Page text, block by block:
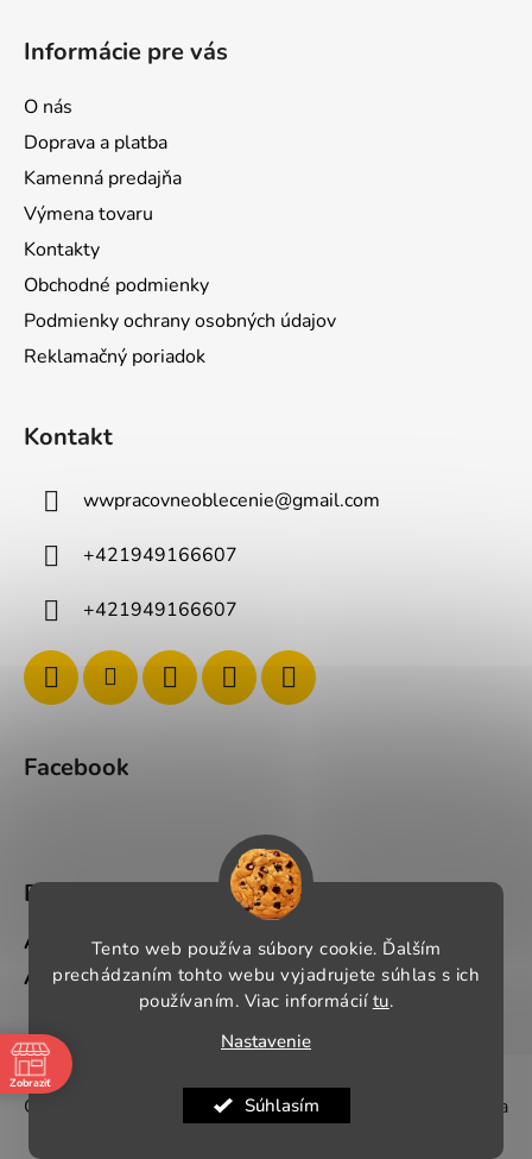
Tento web používa súbory cookie. Ďalším
prechádzaním tohto webu vyjadrujete súhlas s ich
používaním. Viac informácií tu.
Nastavenie
Súhlasím
Informácie pre vás
O nás
Doprava a platba
Kamenná predajňa
Výmena tovaru
Kontakty
Obchodné podmienky
Podmienky ochrany osobných údajov
Reklamačný poriadok
Kontakt
wwpracovneoblecenie@gmail.com
+421949166607
+421949166607
Facebook
BLOG
Ako si správne vybrať pracovné oblečenie?
Ako si vybrať správnu pracovnú obuv?
Copyright 2026
wwpracovneoblecenie.sk
. Všetky práva
Zobraziť
Pauza